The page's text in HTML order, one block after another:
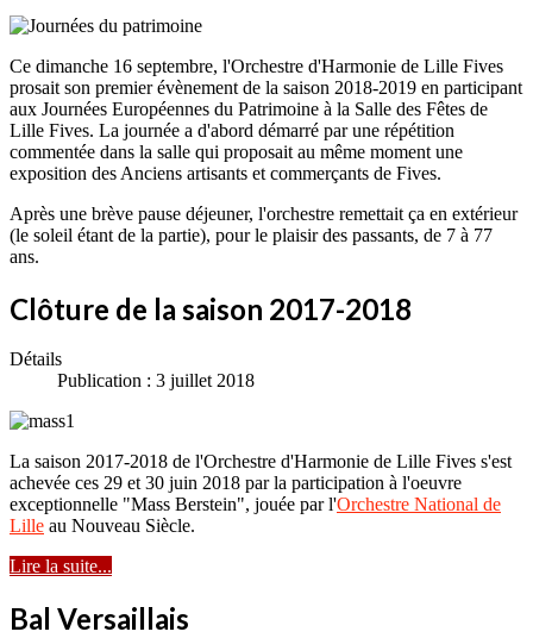
Ce dimanche 16 septembre, l'Orchestre d'Harmonie de Lille Fives
prosait son premier évènement de la saison 2018-2019 en participant
aux Journées Européennes du Patrimoine à la Salle des Fêtes de
Lille Fives. La journée a d'abord démarré par une répétition
commentée dans la salle qui proposait au même moment une
exposition des Anciens artisants et commerçants de Fives.
Après une brève pause déjeuner, l'orchestre remettait ça en extérieur
(le soleil étant de la partie), pour le plaisir des passants, de 7 à 77
ans.
Clôture de la saison 2017-2018
Détails
Publication : 3 juillet 2018
La saison 2017-2018 de l'Orchestre d'Harmonie de Lille Fives s'est
achevée ces 29 et 30 juin 2018 par la participation à l'oeuvre
exceptionnelle "Mass Berstein", jouée par l'Orchestre National de
Lille au Nouveau Siècle.
Lire la suite...
Bal Versaillais